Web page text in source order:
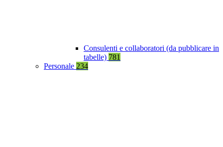
Consulenti e collaboratori (da pubblicare in
tabelle) 781
Personale 234